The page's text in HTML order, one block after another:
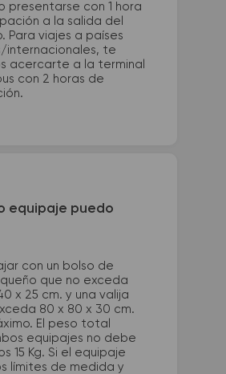
presentarse con 1 hora
a la salida del
Para viajes a países
internacionales, te
acercarte a la terminal
con 2 horas de
equipaje puedo
con un bolso de
que no exceda
x 25 cm. y una valija
80 x 80 x 30 cm.
El peso total
equipajes no debe
15 Kg. Si el equipaje
límites de medida y